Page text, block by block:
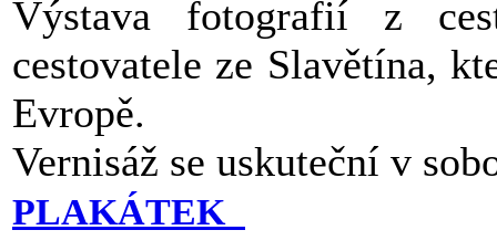
Výstava fotografií z
cestovatele ze Slavětína,
Evropě.
Vernisáž se uskuteční v
PLAKÁTEK